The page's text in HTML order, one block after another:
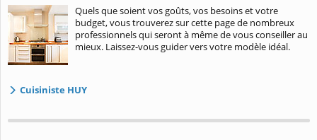
Quels que soient vos goûts, vos besoins et votre
budget, vous trouverez sur cette page de nombreux
professionnels qui seront à même de vous conseiller au
mieux. Laissez-vous guider vers votre modèle idéal.
Cuisiniste HUY